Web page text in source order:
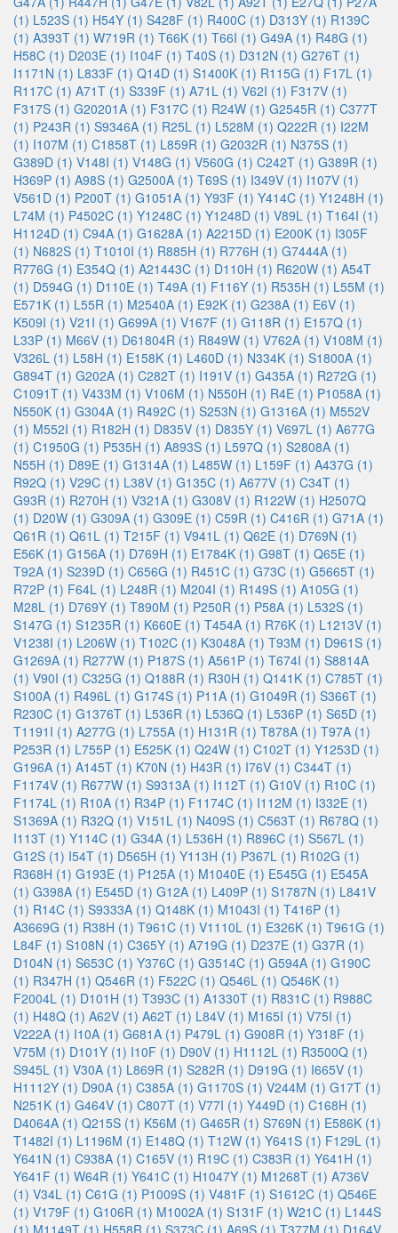
(1) L523S (1) H54Y (1) S428F (1) R400C (1) D313Y (1) R139C
(1) A393T (1) W719R (1) T66K (1) T66I (1) G49A (1) R48G (1)
H58C (1) D203E (1) I104F (1) T40S (1) D312N (1) G276T (1)
I1171N (1) L833F (1) Q14D (1) S1400K (1) R115G (1) F17L (1)
R117C (1) A71T (1) S339F (1) A71L (1) V62I (1) F317V (1)
F317S (1) G20201A (1) F317C (1) R24W (1) G2545R (1) C377T
(1) P243R (1) S9346A (1) R25L (1) L528M (1) Q222R (1) I22M
(1) I107M (1) C1858T (1) L859R (1) G2032R (1) N375S (1)
G389D (1) V148I (1) V148G (1) V560G (1) C242T (1) G389R (1)
H369P (1) A98S (1) G2500A (1) T69S (1) I349V (1) I107V (1)
V561D (1) P200T (1) G1051A (1) Y93F (1) Y414C (1) Y1248H (1)
L74M (1) P4502C (1) Y1248C (1) Y1248D (1) V89L (1) T164I (1)
H1124D (1) C94A (1) G1628A (1) A2215D (1) E200K (1) I305F
(1) N682S (1) T1010I (1) R885H (1) R776H (1) G7444A (1)
R776G (1) E354Q (1) A21443C (1) D110H (1) R620W (1) A54T
(1) D594G (1) D110E (1) T49A (1) F116Y (1) R535H (1) L55M (1)
E571K (1) L55R (1) M2540A (1) E92K (1) G238A (1) E6V (1)
K509I (1) V21I (1) G699A (1) V167F (1) G118R (1) E157Q (1)
L33P (1) M66V (1) D61804R (1) R849W (1) V762A (1) V108M (1)
V326L (1) L58H (1) E158K (1) L460D (1) N334K (1) S1800A (1)
G894T (1) G202A (1) C282T (1) I191V (1) G435A (1) R272G (1)
C1091T (1) V433M (1) V106M (1) N550H (1) R4E (1) P1058A (1)
N550K (1) G304A (1) R492C (1) S253N (1) G1316A (1) M552V
(1) M552I (1) R182H (1) D835V (1) D835Y (1) V697L (1) A677G
(1) C1950G (1) P535H (1) A893S (1) L597Q (1) S2808A (1)
N55H (1) D89E (1) G1314A (1) L485W (1) L159F (1) A437G (1)
R92Q (1) V29C (1) L38V (1) G135C (1) A677V (1) C34T (1)
G93R (1) R270H (1) V321A (1) G308V (1) R122W (1) H2507Q
(1) D20W (1) G309A (1) G309E (1) C59R (1) C416R (1) G71A (1)
Q61R (1) Q61L (1) T215F (1) V941L (1) Q62E (1) D769N (1)
E56K (1) G156A (1) D769H (1) E1784K (1) G98T (1) Q65E (1)
T92A (1) S239D (1) C656G (1) R451C (1) G73C (1) G5665T (1)
R72P (1) F64L (1) L248R (1) M204I (1) R149S (1) A105G (1)
M28L (1) D769Y (1) T890M (1) P250R (1) P58A (1) L532S (1)
S147G (1) S1235R (1) K660E (1) T454A (1) R76K (1) L1213V (1)
V1238I (1) L206W (1) T102C (1) K3048A (1) T93M (1) D961S (1)
G1269A (1) R277W (1) P187S (1) A561P (1) T674I (1) S8814A
(1) V90I (1) C325G (1) Q188R (1) R30H (1) Q141K (1) C785T (1)
S100A (1) R496L (1) G174S (1) P11A (1) G1049R (1) S366T (1)
R230C (1) G1376T (1) L536R (1) L536Q (1) L536P (1) S65D (1)
T1191I (1) A277G (1) L755A (1) H131R (1) T878A (1) T97A (1)
P253R (1) L755P (1) E525K (1) Q24W (1) C102T (1) Y1253D (1)
G196A (1) A145T (1) K70N (1) H43R (1) I76V (1) C344T (1)
F1174V (1) R677W (1) S9313A (1) I112T (1) G10V (1) R10C (1)
F1174L (1) R10A (1) R34P (1) F1174C (1) I112M (1) I332E (1)
S1369A (1) R32Q (1) V151L (1) N409S (1) C563T (1) R678Q (1)
I113T (1) Y114C (1) G34A (1) L536H (1) R896C (1) S567L (1)
G12S (1) I54T (1) D565H (1) Y113H (1) P367L (1) R102G (1)
R368H (1) G193E (1) P125A (1) M1040E (1) E545G (1) E545A
(1) G398A (1) E545D (1) G12A (1) L409P (1) S1787N (1) L841V
(1) R14C (1) S9333A (1) Q148K (1) M1043I (1) T416P (1)
A3669G (1) R38H (1) T961C (1) V1110L (1) E326K (1) T961G (1)
L84F (1) S108N (1) C365Y (1) A719G (1) D237E (1) G37R (1)
D104N (1) S653C (1) Y376C (1) G3514C (1) G594A (1) G190C
(1) R347H (1) Q546R (1) F522C (1) Q546L (1) Q546K (1)
F2004L (1) D101H (1) T393C (1) A1330T (1) R831C (1) R988C
(1) H48Q (1) A62V (1) A62T (1) L84V (1) M165I (1) V75I (1)
V222A (1) I10A (1) G681A (1) P479L (1) G908R (1) Y318F (1)
V75M (1) D101Y (1) I10F (1) D90V (1) H1112L (1) R3500Q (1)
S945L (1) V30A (1) L869R (1) S282R (1) D919G (1) I665V (1)
H1112Y (1) D90A (1) C385A (1) G1170S (1) V244M (1) G17T (1)
N251K (1) G464V (1) C807T (1) V77I (1) Y449D (1) C168H (1)
D4064A (1) Q215S (1) K56M (1) G465R (1) S769N (1) E586K (1)
T1482I (1) L1196M (1) E148Q (1) T12W (1) Y641S (1) F129L (1)
Y641N (1) C938A (1) C165V (1) R19C (1) C383R (1) Y641H (1)
Y641F (1) W64R (1) Y641C (1) H1047Y (1) M1268T (1) A736V
(1) V34L (1) C61G (1) P1009S (1) V481F (1) S1612C (1) Q546E
(1) V179F (1) G106R (1) M1002A (1) S131F (1) W21C (1) L144S
(1) M1149T (1) H558R (1) S373C (1) A69S (1) T377M (1) D164V